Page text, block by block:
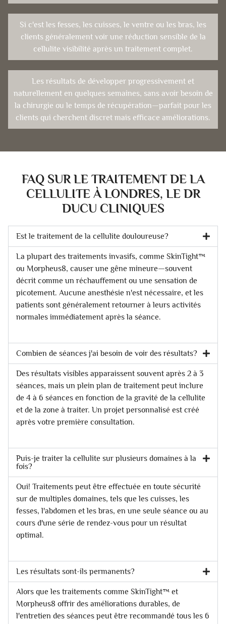
Si c'est les fesses, les cuisses, le ventre ou les bras, les
clients généralement voir une réduction sensible de la
cellulite visibilité après un traitement complet.
Les résultats de développer progressivement et
naturellement en quelques semaines, sans avoir besoin de
la chirurgie ou le temps de récupération—parfait pour les
clients qui cherchent discret mais efficace améliorations.
FAQ SUR LE TRAITEMENT DE LA
CELLULITE À LONDRES, LE DR
DUCU CLINIQUES
Est le traitement de la cellulite douloureuse?
La plupart des traitements invasifs, comme SkinTight™
ou Morpheus8, causer une gêne mineure—souvent
décrit comme un réchauffement ou une sensation de
picotement. Aucune anesthésie n'est nécessaire, et les
patients sont généralement retourner à leurs activités
normales immédiatement après la séance.
Combien de séances j'ai besoin de voir des résultats?
Des résultats visibles apparaissent souvent après 2 à 3
séances, mais un plein plan de traitement peut inclure
de 4 à 6 séances en fonction de la gravité de la cellulite
et de la zone à traiter. Un projet personnalisé est créé
après votre première consultation.
Puis-je traiter la cellulite sur plusieurs domaines à la
fois?
Oui! Traitements peut être effectuée en toute sécurité
sur de multiples domaines, tels que les cuisses, les
fesses, l'abdomen et les bras, en une seule séance ou au
cours d'une série de rendez-vous pour un résultat
optimal.
Les résultats sont-ils permanents?
Alors que les traitements comme SkinTight™ et
Morpheus8 offrir des améliorations durables, de
l'entretien des séances peut être recommandé tous les 6